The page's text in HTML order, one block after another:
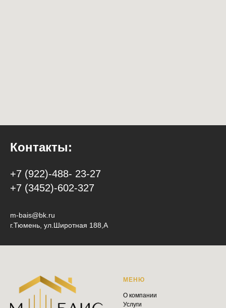
Контакты:
+7 (922)-488- 23-27
+7 (3452)-602-327
m-bais@bk.ru
г.Тюмень, ул.Широтная 188,А
МЕНЮ
О компании
Услуги